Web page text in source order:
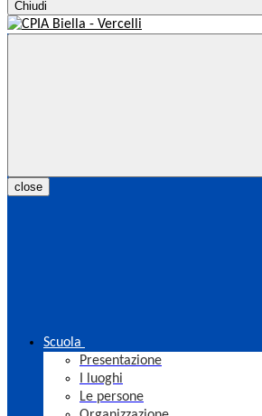
Chiudi
close
Scuola
Presentazione
I luoghi
Le persone